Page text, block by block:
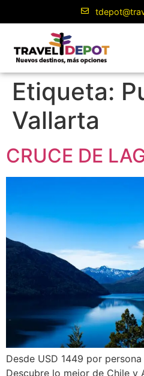
Etiqueta:
Vallarta
CRUCE DE
Desde USD 1449 por
Descubre lo mejor de Chile y